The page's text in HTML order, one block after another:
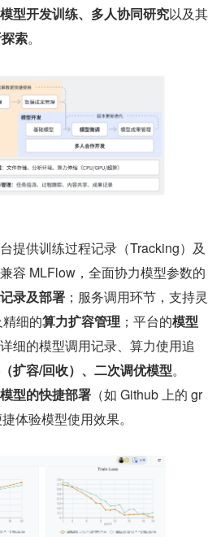
型开发训练、多人协同研究以及其
索。
提供训练过程记录（Tracking）及
容 MLFlow，全面协力模型参数的
录及部署 ；服务调用环节，支持灵
细的算力扩容管理 ；平台的模型
细的模型调用记录、算力使用追
扩容/回收）、二次调优模型。
型的快捷部署 （如 Github 上的 gr
体验模型使用效果。